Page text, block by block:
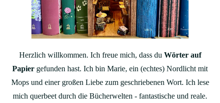
Herzlich willkommen. Ich freue mich, dass du Wörter auf
Papier gefunden hast. Ich bin Marie, ein (echtes) Nordlicht mit
Mops und einer großen Liebe zum geschriebenen Wort. Ich lese
mich querbeet durch die Bücherwelten - fantastische und reale.